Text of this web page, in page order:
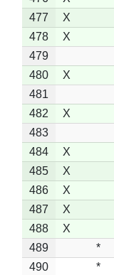
477
X
478
X
479
480
X
481
482
X
483
484
X
485
X
486
X
487
X
488
X
489
*
490
*